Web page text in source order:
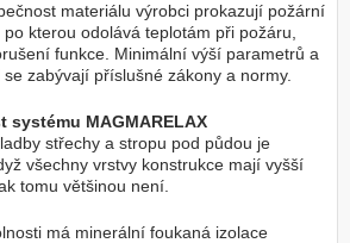
materiálu výrobci prokazují požární
kterou odolává teplotám při požáru,
funkce. Minimální výší parametrů a
zabývají příslušné zákony a normy.
MAGMARELAX
střechy a stropu pod půdou je
všechny vrstvy konstrukce mají vyšší
tomu většinou není.
má minerální foukaná izolace